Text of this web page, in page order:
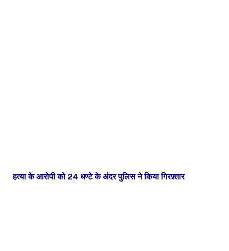
हत्या के आरोपी को 24 धण्टे के अंदर पुलिस ने किया गिरफ़्तार